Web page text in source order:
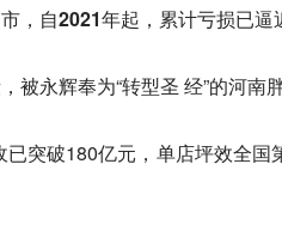
，自2021年起，累计亏损已逼
被永辉奉为“转型圣 经”的河南
突破180亿元，单店坪效全